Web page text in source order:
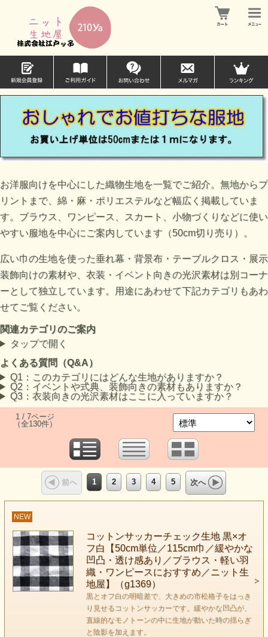
お洋服向けを中心にした織物生地を一覧でご紹介。無地からプ
リントまで、綿・麻・ポリエステルなど幅広く掲載していま
す。ブラウス、ワンピース、スカート、小物づくりなどに使い
やすい服地を中心にご案内しています（50cm切り売り）。
広い巾の生地を使った垂れ幕・背景布・テーブルクロス・展示
装飾向けの素材や、衣装・イベント向きの光沢素材は別コーナ
ーとして独立しています。用途にあわせて下記カテゴリもあわ
せてご覧ください。
関連カテゴリのご案内
タップで開く
よくある質問（Q&A）
Q1：このカテゴリにはどんな生地がありますか？
Q2：イベントや式典、装飾向きの素材もありますか？
Q3：衣装向きの光沢素材はここに入っていますか？
1 / 7ページ
（全130件）
前へ 1 2 3 4 5 次へ
NEW
コットンサッカーチェック生地 黒×オ
フ白【50cm単位／115cm巾／緩やかな
凹凸・透け感あり／ブラウス・軽い羽
織・ワンピースにおすすめ／ニット生
地屋】（g1369）
黒とオフ白の明暗差で、大きめの市松格子をはっき
り見せるコットンサッカーです。緩やかな凹凸が、
直線的なモノトーンの中に生地が動いた時の揺らぎ
と陰影を加えます。